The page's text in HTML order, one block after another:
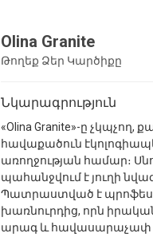
Olina Granite
Թողեք Ձեր Կարծիքը
Նկարագրություն
«Olina Granite»-ը չկպչող,
հավաքածուն
առողջության համար։
պահանջվում է յուղի
Պատրաստված է
խառնուրդից, որն
արագ և հավասարաչափ